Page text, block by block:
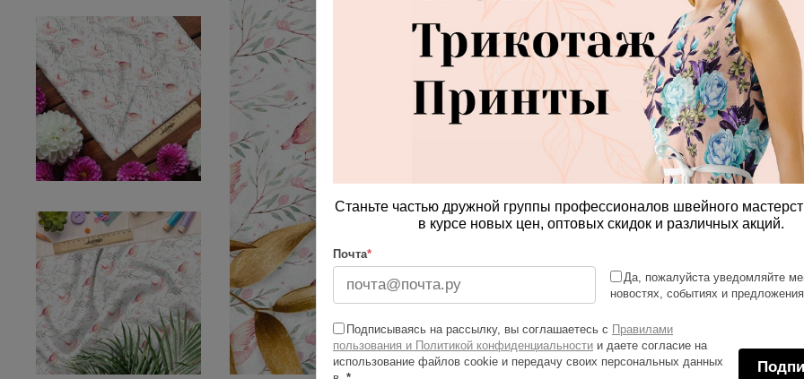
Станьте частью дружной группы профессионалов швейного
в курсе новых цен, оптовых скидок и различных акций.
Почта*
Да, пожалуйста уведомляйте
новостях, событиях и
Подписываясь на рассылку, вы соглашаетесь с Правилами
пользования и Политикой конфиденциальности и даете согласие на
использование файлов cookie и передачу своих персональных данных